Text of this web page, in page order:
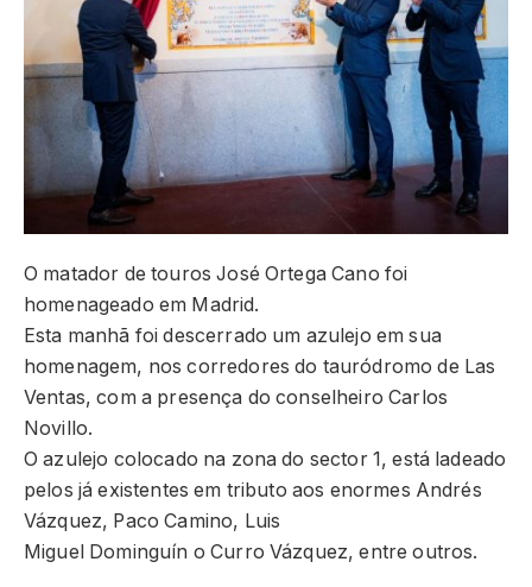
O matador de touros José Ortega Cano foi
homenageado em Madrid.
Esta manhã foi descerrado um azulejo em sua
homenagem, nos corredores do tauródromo de Las
Ventas, com a presença do conselheiro Carlos
Novillo.
O azulejo colocado na zona do sector 1, está ladeado
pelos já existentes em tributo aos enormes Andrés
Vázquez, Paco Camino, Luis
Miguel Dominguín o Curro Vázquez, entre outros.